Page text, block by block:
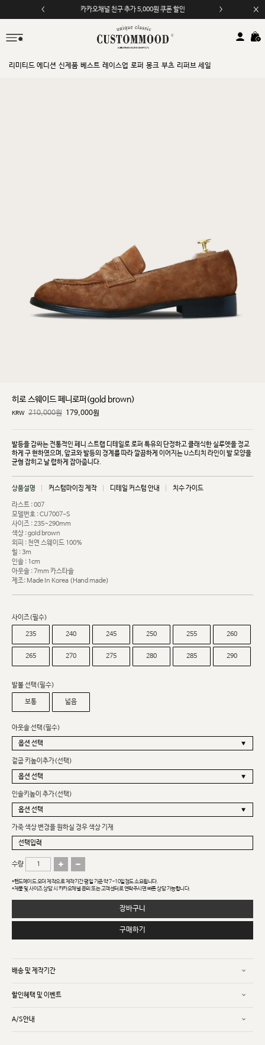
모바일 앱 자동 2,000원 할인
리미티드 에디션 신제품 베스트 레이스업 로퍼 몽크 부츠 리퍼브 세일
히로 스웨이드 페니로퍼(gold brown)
KRW 210,000원 179,000원
발등을 감싸는 전통적인 페니 스트랩 디테일로 로퍼 특유의 단정하고 클래식한 실루엣을 정교
하게 구현하였으며, 앞코와 발등의 경계를 따라 깔끔하게 이어지는 U스티치 라인이 발 모양을
균형 잡히고 날렵하게 잡아줍니다.
상품설명 커스텀마이징 제작 디테일 커스텀 안내 치수 가이드
라스트 : 007
모델번호 : CU7007-S
사이즈 : 235~290mm
색상 : gold brown
외피 : 천연 스웨이드 100%
힐 : 3m
인솔 : 1cm
아웃솔 : 7mm 카스타솔
제조: Made In Korea (Hand made)
사이즈(필수)
235 240 245 250 255 260
265 270 275 280 285 290
발볼 선택(필수)
보통 넓음
아웃솔 선택(필수)
겉굽 키높이추가(선택)
인솔키높이 추가(선택)
가죽 색상 변경을 원하실 경우 색상 기재
수량
*핸드메이드 오더 제작으로 제작기간 평일 기준 약 7~10일정도 소요됩니다.
*제품 및 사이즈 상담 시 카카오채널 문의 또는 고객센터로 연락주시면 빠른 상담 가능합니다.
장바구니
구매하기
배송 및 제작기간
할인혜택 및 이벤트
A/S안내